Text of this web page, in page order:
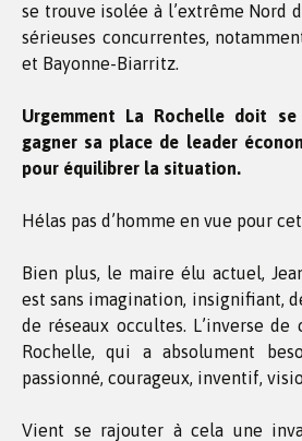
se trouve isolée à l’extrême Nord
sérieuses concurrentes,
et Bayonne-Biarritz.
Urgemment La Rochelle doit
gagner sa place de leader
pour équilibrer la situation.
Hélas pas d’homme en vue pour
Bien plus, le maire élu actuel,
est sans imagination, insignifiant,
de réseaux occultes. L’inverse de
Rochelle, qui a absolument
passionné, courageux, inventif,
Vient se rajouter à cela une